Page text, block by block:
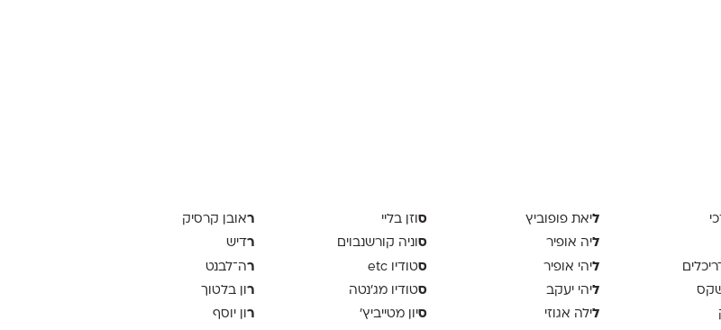
ליאת פופוביץ
ליה אופיר
ליהי אופיר
ליהי יעקב
לילה אגוזי
ס וזן בליי
ס וניה קורשנבוים
סטודיו etc
סטודיו מג'נטה
סיון מטייביץ׳
ראובן קרסיק
רדיש
רה־לבנט
רון בלטוך
רון יוסף